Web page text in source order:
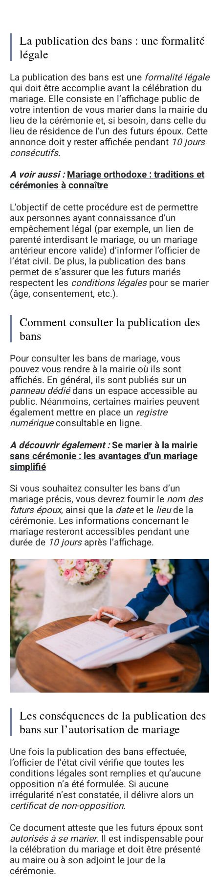
La publication des bans : une formalité
légale
La publication des bans est une formalité légale
qui doit être accomplie avant la célébration du
mariage. Elle consiste en l’affichage public de
votre intention de vous marier dans la mairie du
lieu de la cérémonie et, si besoin, dans celle du
lieu de résidence de l’un des futurs époux. Cette
annonce doit y rester affichée pendant 10 jours
consécutifs.
A voir aussi :Mariage orthodoxe : traditions et
cérémonies à connaître
L’objectif de cette procédure est de permettre
aux personnes ayant connaissance d’un
empêchement légal (par exemple, un lien de
parenté interdisant le mariage, ou un mariage
antérieur encore valide) d’informer l’officier de
l’état civil. De plus, la publication des bans
permet de s’assurer que les futurs mariés
respectent les conditions légalespour se marier
(âge, consentement, etc.).
Comment consulter la publication des
bans
Pour consulter les bans de mariage, vous
pouvez vous rendre à la mairie où ils sont
affichés. En général, ils sont publiés sur un
panneau dédiédans un espace accessible au
public. Néanmoins, certaines mairies peuvent
également mettre en place un registre
numériqueconsultable en ligne.
A découvrir également :Se marier à la mairie
sans cérémonie : les avantages d'un mariage
simplifié
Si vous souhaitez consulter les bans d’un
mariage précis, vous devrez fournir le nom des
futurs époux, ainsi que la dateet le lieude la
cérémonie. Les informations concernant le
mariage resteront accessibles pendant une
durée de 10 joursaprès l’affichage.
Les conséquences de la publication des
bans sur l’autorisation de mariage
Une fois la publication des bans effectuée,
l’officier de l’état civil vérifie que toutes les
conditions légales sont remplies et qu’aucune
opposition n’a été formulée. Si aucune
irrégularité n’est constatée, il délivre alors un
certificat de non-opposition.
Ce document atteste que les futurs époux sont
autorisés à se marier. Il est indispensable pour
la célébration du mariage et doit être présenté
au maire ou à son adjoint le jour de la
cérémonie.